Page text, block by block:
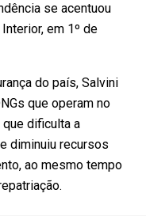
se acentuou
em 1º de
do país, Salvini
que operam no
dificulta a
diminuiu recursos
ao mesmo tempo